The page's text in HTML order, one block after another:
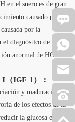
en el suero es de gran
causado por la
por la
el diagnóstico de los
anormal de HGH.
（IGF-1）：
y maduración
de los efectos de la
la glucosa en